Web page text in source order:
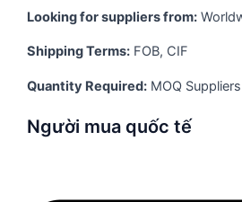
Looking for suppliers from:
Shipping Terms: FOB, CIF
Quantity Required: MOQ Suppliers
Người mua quốc tế